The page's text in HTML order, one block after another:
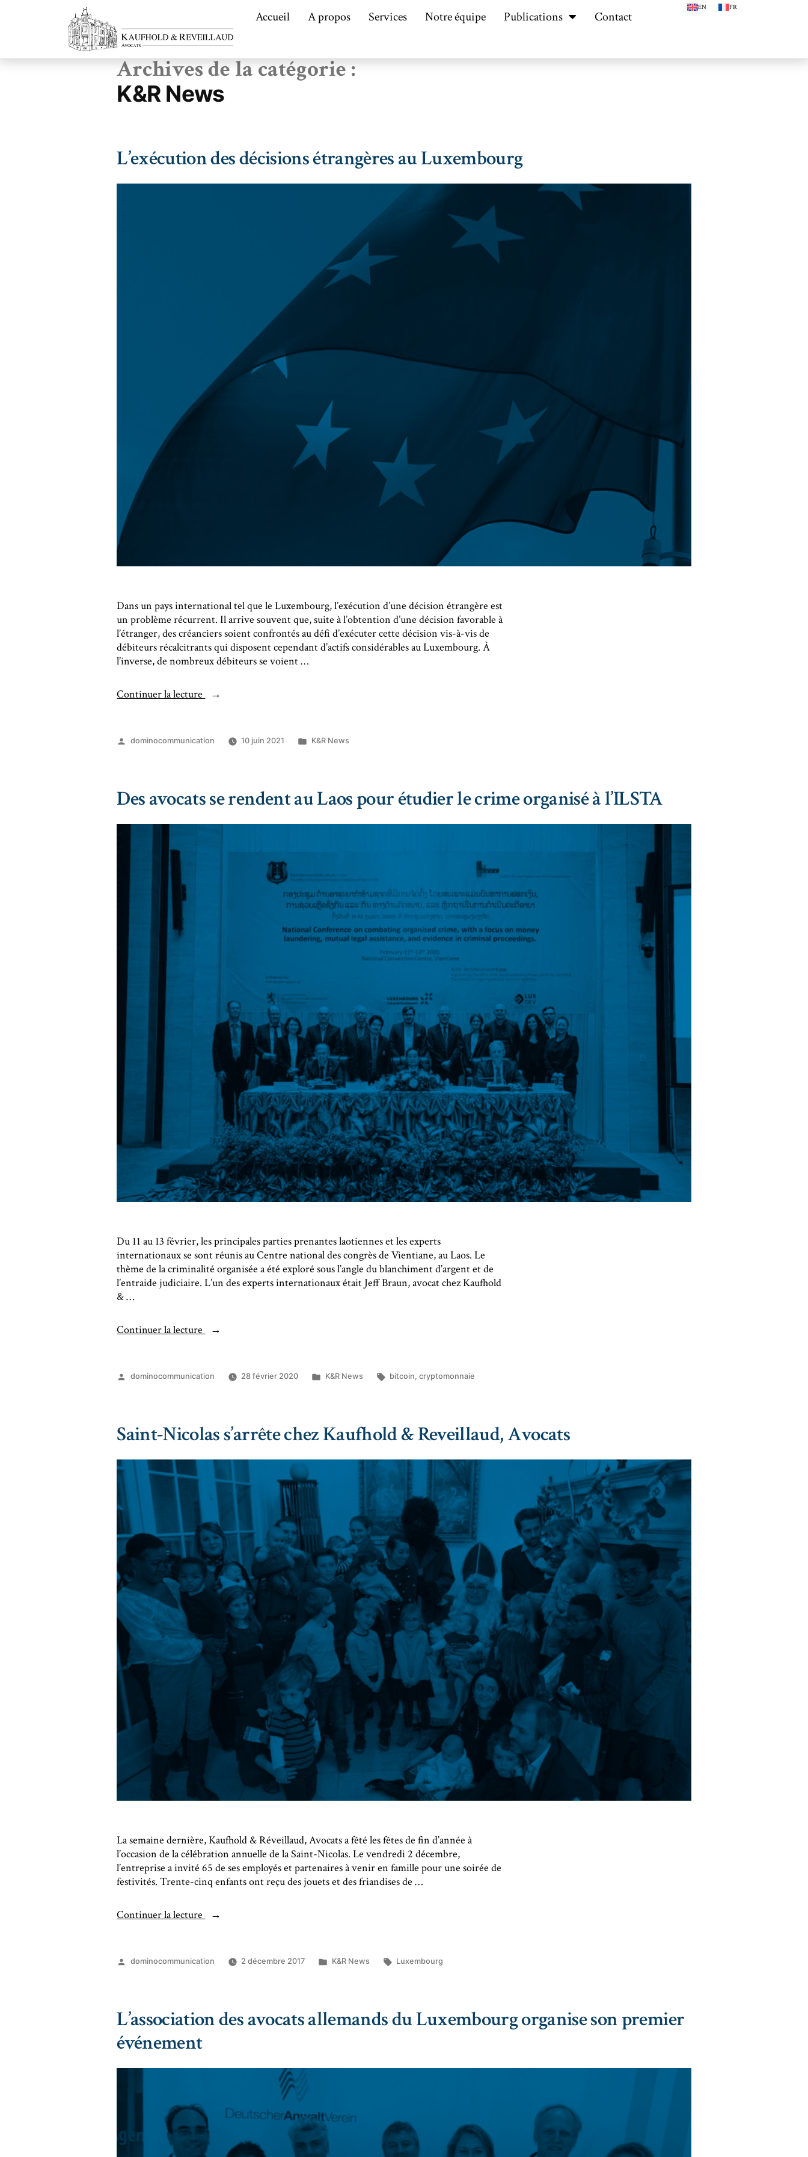
EN FR
Accueil A propos Services Notre équipe Publications Contact
Archives de la catégorie :
K&R News
L’exécution des décisions étrangères au Luxembourg
Dans un pays international tel que le Luxembourg, l’exécution d’une décision étrangère est
un problème récurrent. Il arrive souvent que, suite à l’obtention d’une décision favorable à
l’étranger, des créanciers soient confrontés au défi d’exécuter cette décision vis-à-vis de
débiteurs récalcitrants qui disposent cependant d’actifs considérables au Luxembourg. À
l’inverse, de nombreux débiteurs se voient …
Continuer la lecture
dominocommunication 10 juin 2021 K&R News
Des avocats se rendent au Laos pour étudier le crime organisé à l’ILSTA
Du 11 au 13 février, les principales parties prenantes laotiennes et les experts
internationaux se sont réunis au Centre national des congrès de Vientiane, au Laos. Le
thème de la criminalité organisée a été exploré sous l’angle du blanchiment d’argent et de
l’entraide judiciaire. L’un des experts internationaux était Jeff Braun, avocat chez Kaufhold
& …
Continuer la lecture
dominocommunication 28 février 2020 K&R News bitcoin, cryptomonnaie
Saint-Nicolas s’arrête chez Kaufhold & Reveillaud, Avocats
La semaine dernière, Kaufhold & Réveillaud, Avocats a fêté les fêtes de fin d’année à
l’occasion de la célébration annuelle de la Saint-Nicolas. Le vendredi 2 décembre,
l’entreprise a invité 65 de ses employés et partenaires à venir en famille pour une soirée de
festivités. Trente-cinq enfants ont reçu des jouets et des friandises de …
Continuer la lecture
dominocommunication 2 décembre 2017 K&R News Luxembourg
L’association des avocats allemands du Luxembourg organise son premier
événement